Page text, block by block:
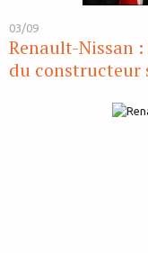
03/09
Renault-Nissan
du constructeur